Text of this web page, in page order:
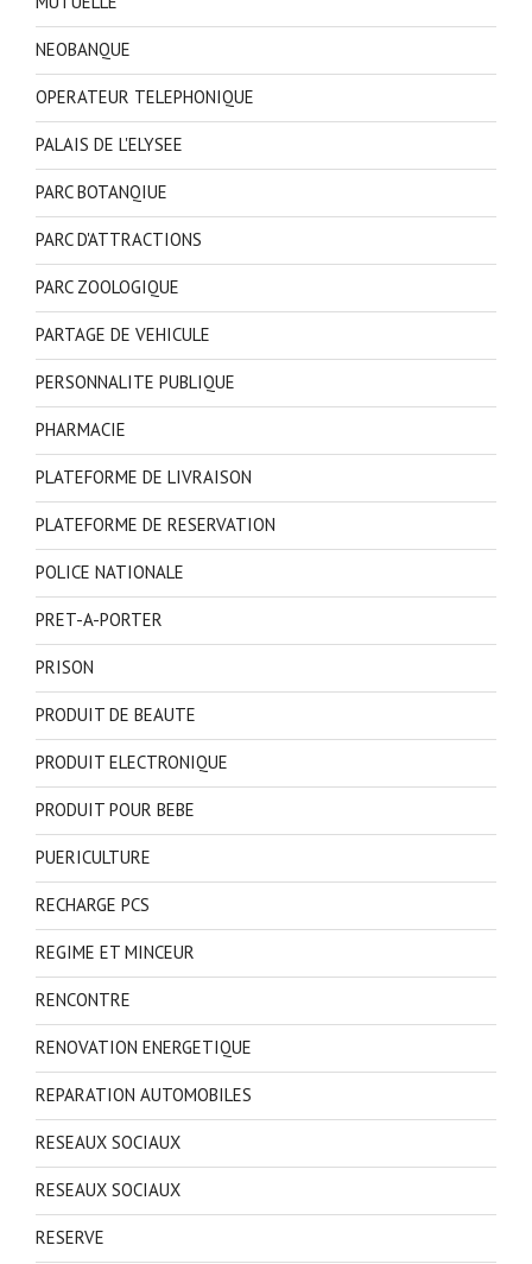
NEOBANQUE
OPERATEUR TELEPHONIQUE
PALAIS DE L'ELYSEE
PARC BOTANQIUE
PARC D'ATTRACTIONS
PARC ZOOLOGIQUE
PARTAGE DE VEHICULE
PERSONNALITE PUBLIQUE
PHARMACIE
PLATEFORME DE LIVRAISON
PLATEFORME DE RESERVATION
POLICE NATIONALE
PRET-A-PORTER
PRISON
PRODUIT DE BEAUTE
PRODUIT ELECTRONIQUE
PRODUIT POUR BEBE
PUERICULTURE
RECHARGE PCS
REGIME ET MINCEUR
RENCONTRE
RENOVATION ENERGETIQUE
REPARATION AUTOMOBILES
RESEAUX SOCIAUX
RESEAUX SOCIAUX
RESERVE